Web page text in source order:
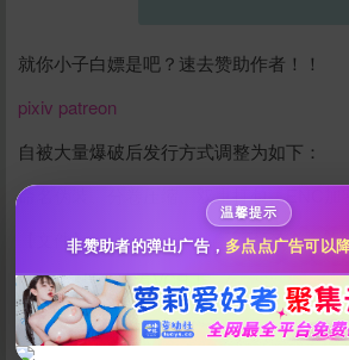
200分 500分
就你小子白嫖是吧？速去赞助作者！！
pixiv patreon
自被大量爆破后发行方式调整为如下：
命名伪装、分卷压缩、双重打包、ENC加
【文件】
[度娘]永封，请看VCR！
秒传文本链接
点击全选
温馨提示
非赞助者的弹出广告， 多点点广告可以